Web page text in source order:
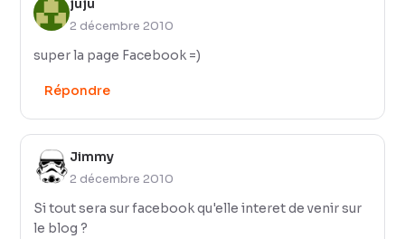
juju
2 décembre 2010
super la page Facebook =)
Répondre
Jimmy
2 décembre 2010
Si tout sera sur facebook qu'elle interet de venir sur
le blog ?